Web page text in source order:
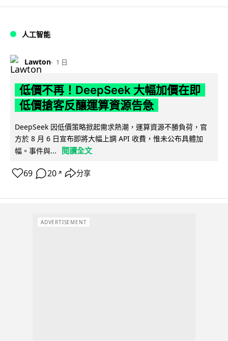
人工智能
Lawton 1 日
低價不再！DeepSeek 大幅加價在即
低價搶客反釀運算資源告急
DeepSeek 因低價策略掀起需求熱潮，運算資源不勝負荷，官
方於 8 月 6 日宣布即將大幅上調 API 收費，惟未公布具體加
幅。事件與...
閱讀全文
69 20 ↗ 分享
ADVERTISEMENT